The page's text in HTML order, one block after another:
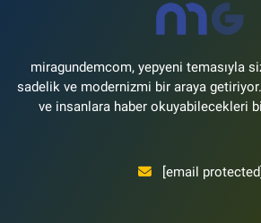
Şenlikköy Mahallesi Eski Halkalı Caddesi 33
0 (212) 574 24 20
miragundemcom, yepyeni temasıyla
sadelik ve modernizmi bir araya
ve insanlara haber okuyabilecekleri
[email protected]